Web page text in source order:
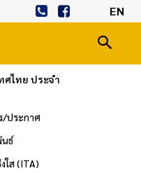
EN
ศไทย ประจำ
/ประกาศ
ธ์
ใส (ITA)